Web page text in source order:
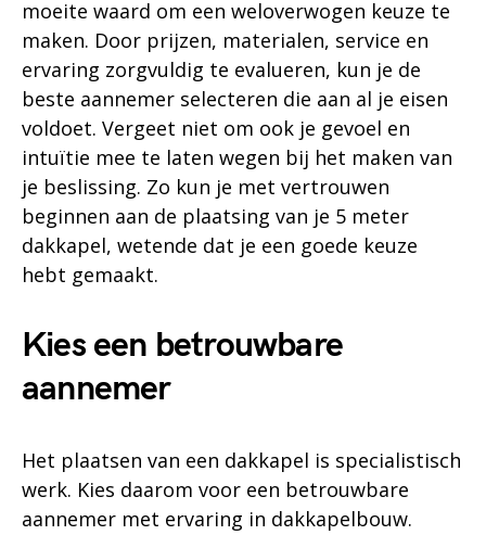
moeite waard om een weloverwogen keuze te
maken. Door prijzen, materialen, service en
ervaring zorgvuldig te evalueren, kun je de
beste aannemer selecteren die aan al je eisen
voldoet. Vergeet niet om ook je gevoel en
intuïtie mee te laten wegen bij het maken van
je beslissing. Zo kun je met vertrouwen
beginnen aan de plaatsing van je 5 meter
dakkapel, wetende dat je een goede keuze
hebt gemaakt.
Kies een betrouwbare
aannemer
Het plaatsen van een dakkapel is specialistisch
werk. Kies daarom voor een betrouwbare
aannemer met ervaring in dakkapelbouw.